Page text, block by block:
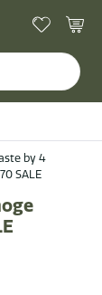
by 4
SALE